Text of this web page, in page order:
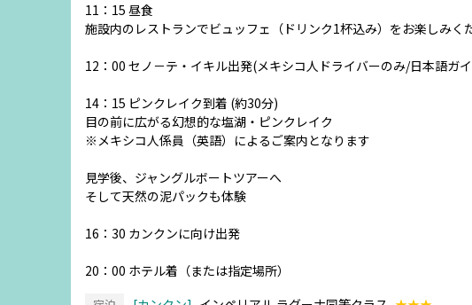
11：15 昼食
施設内のレストランでビュッフェ（ドリンク1杯込み）をお楽しみ
12：00 セノ－テ・イキル出発(メキシコ人ドライバーのみ/日本語ガ
14：15 ピンクレイク到着 (約30分)
目の前に広がる幻想的な塩湖・ピンクレイク
※メキシコ人係員（英語）によるご案内となります
見学後、ジャングルボートツアーへ
そして天然の泥パックも体験
16：30 カンクンに向け出発
20：00 ホテル着（または指定場所）